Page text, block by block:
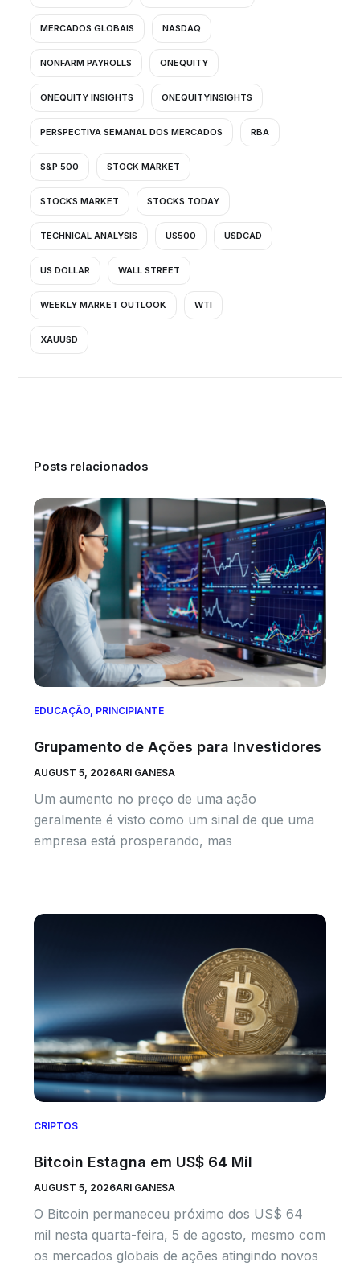
MERCADOS GLOBAIS NASDAQ
NONFARM PAYROLLS ONEQUITY
ONEQUITY INSIGHTS ONEQUITYINSIGHTS
PERSPECTIVA SEMANAL DOS MERCADOS RBA
S&P 500 STOCK MARKET
STOCKS MARKET STOCKS TODAY
TECHNICAL ANALYSIS US500 USDCAD
US DOLLAR WALL STREET
WEEKLY MARKET OUTLOOK WTI
XAUUSD
Posts relacionados
EDUCAÇÃO PRINCIPIANTE
Grupamento de Ações para Investidores
AUGUST 5, 2026ARI GANESA
Um aumento no preço de uma ação
geralmente é visto como um sinal de que uma
empresa está prosperando, mas
CRIPTOS
Bitcoin Estagna em US$ 64 Mil
AUGUST 5, 2026ARI GANESA
O Bitcoin permaneceu próximo dos US$ 64
mil nesta quarta-feira, 5 de agosto, mesmo com
os mercados globais de ações atingindo novos